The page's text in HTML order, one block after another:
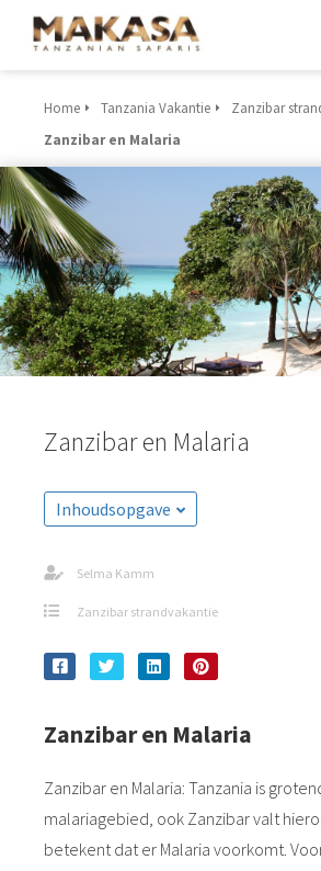
Home Tanzania Vakantie
Zanzibar
Zanzibar en Malaria
Zanzibar en Malaria
Inhoudsopgave
Selma Kamm
Zanzibar strandvakantie
Zanzibar en Malaria
Zanzibar en Malaria: Tanzania is
malariagebied, ook Zanzibar valt
betekent dat er Malaria voorkomt.